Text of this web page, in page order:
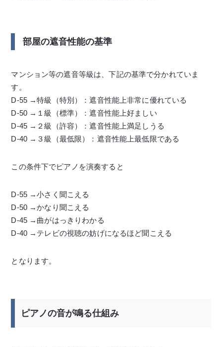
部屋の遮音性能の基準
マンション等の遮音等級は、下記の基準で分かれていま
す。
D-55 →特級（特別）：遮音性能上非常に優れている
D-50 →１級（標準）：遮音性能上好ましい
D-45 →２級（許容）：遮音性能上満足しうる
D-40 →３級（最低限）：遮音性能上最低限である
この条件下でピアノを演奏すると
D-55 →小さく聞こえる
D-50 →かなり聞こえる
D-45 →曲がはっきりわかる
D-40 →テレビの視聴の妨げになるほど聞こえる
となります。
ピアノの音が鳴る仕組み